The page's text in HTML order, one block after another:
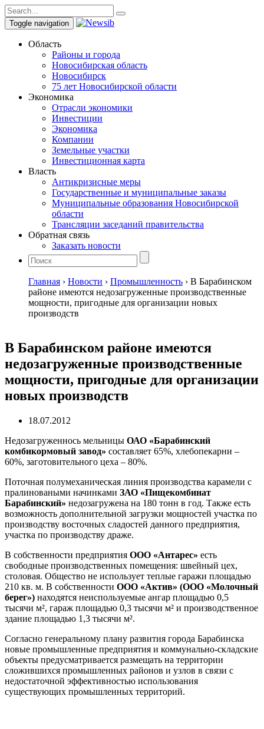
Toggle navigation
Область
Районы и города
Новосибирская область
Новосибирск
75 лет Новосибирской области
Экономика
Отрасли экономики
Инвестиции
Экономика
Компании
Земельные участки
Инвестиционная карта
Власть
Антикризисные меры
Государственные и муниципальные заказы
Муниципальные образования Новосибирской
области
Трансляции заседаний правительства
Обратная связь
Заказать новости
Главная › Новости › Промышленность › В Барабинском
районе имеются недозагруженные производственные
мощности, пригодные для организации новых
производств
В Барабинском районе имеются
недозагруженные производственные
мощности, пригодные для организации
новых производств
18.07.2012
Недозагруженнось мельницы ОАО «Барабинский
комбикормовый завод» составляет 65%, хлебопекарни –
60%, заготовительного цеха – 80%.
Поточная полумеханическая линия производства карамели с
пралиноваными начинками ЗАО «Пищекомбинат
Барабинский» недозагружена на 180 тонн в год. Также есть
возможность дополнительной загрузки мощностей участка по
производству восточных сладостей данного предприятия,
участка по производству драже.
В собственности предприятия ООО «Антарес» есть
свободные производственных помещения: швейный цех,
столовая. Общество не использует теплые гаражи площадью
210 кв. м. В собственности ООО «Актив» (ООО «Молочный
берег») находятся неиспользуемые ангар площадью 0,5
тысячи м², гараж площадью 0,3 тысячи м² и производственное
здание площадью 1,3 тысячи м².
Согласно генеральному плану развития города Барабинска
новые промышленные предприятия и коммунально-складские
объекты предусматривается размещать на территории
сложившихся промышленных районов и узлов в связи с
недостаточной эффективностью использования
существующих промышленных территорий.